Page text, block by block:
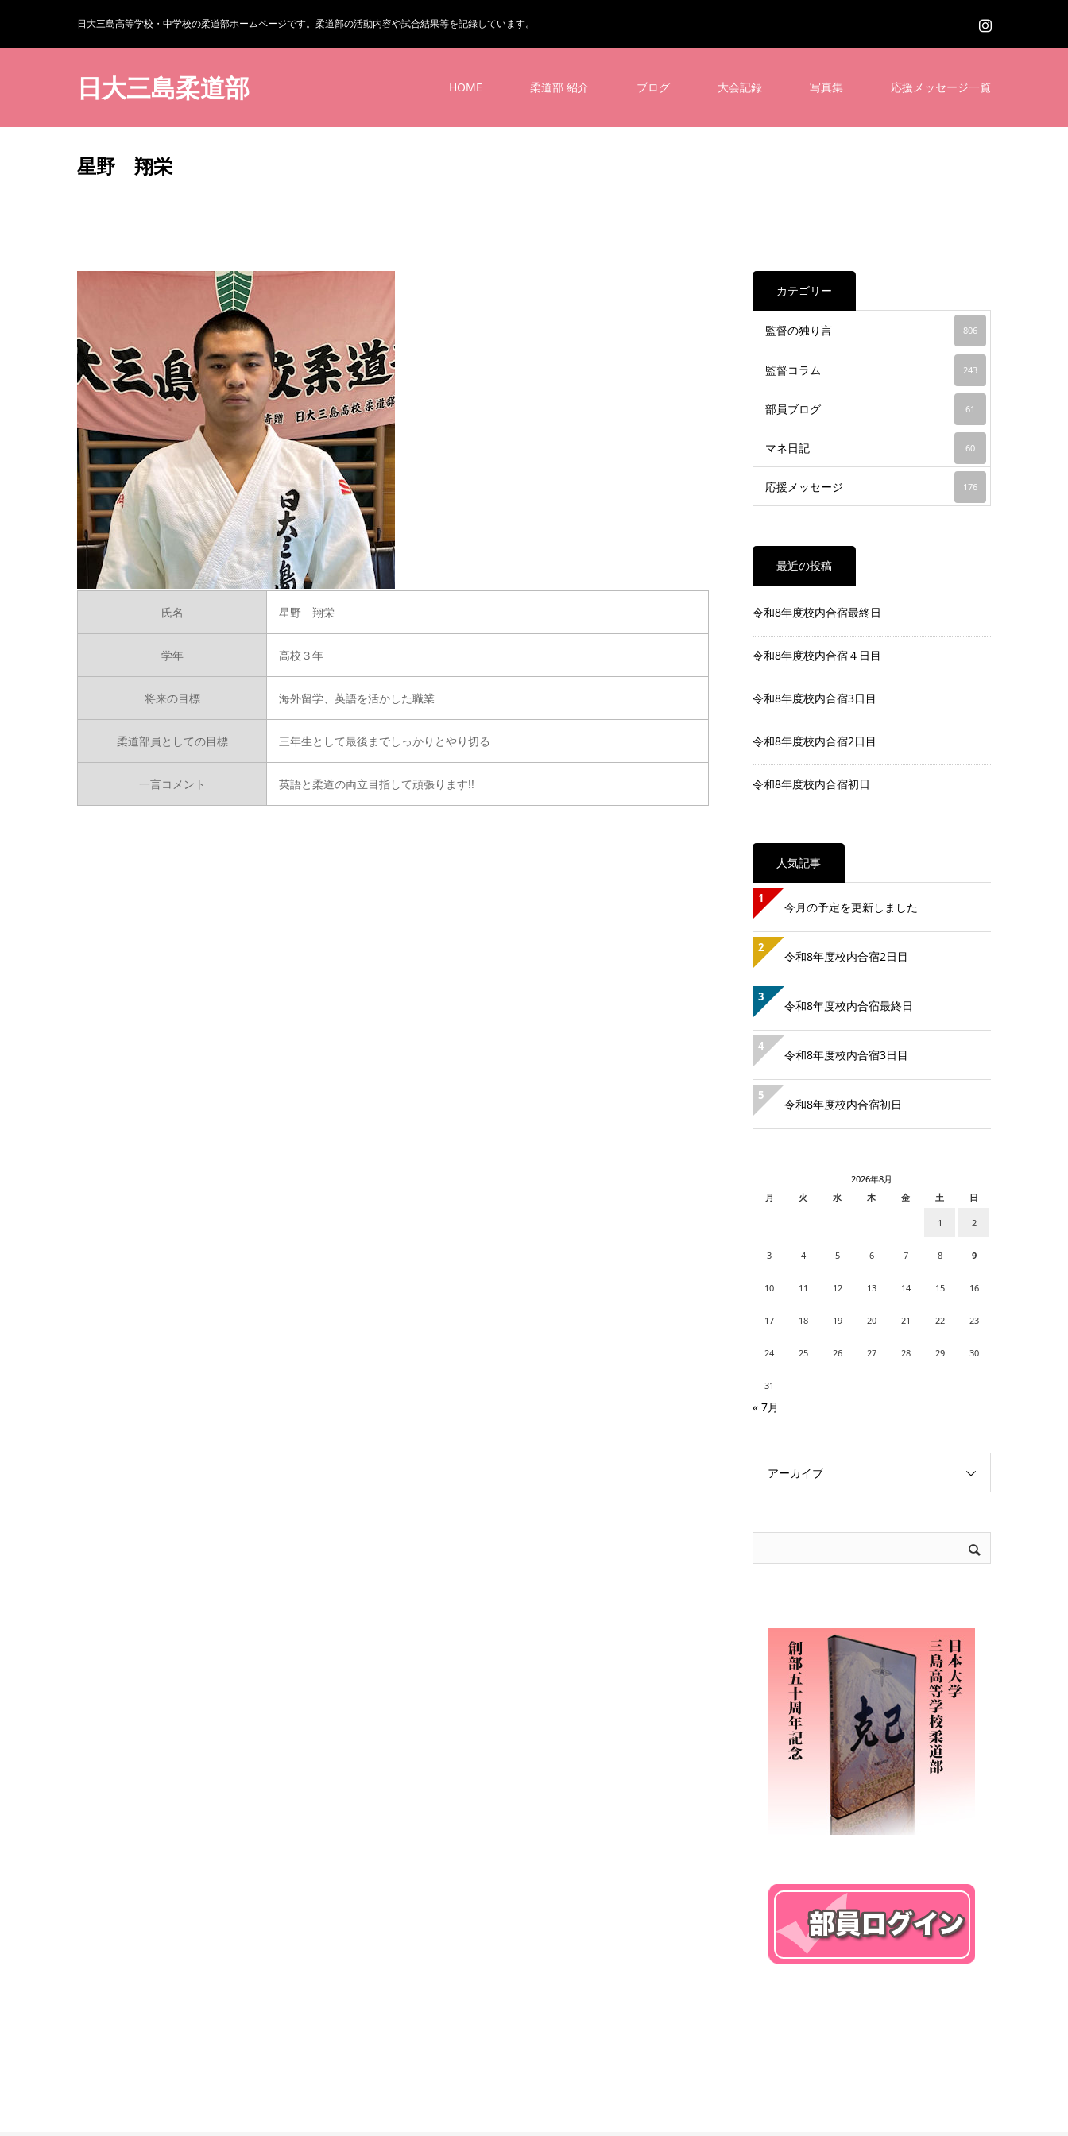
日大三島高等学校・中学校の柔道部ホームページです。柔道部の活動内容や試合結果等を記録しています。
日大三島柔道部 HOME 柔道部 紹介 ブログ 大会記録 写真集 応援メッセージ一覧
星野 翔栄
氏名 星野 翔栄
学年 高校３年
将来の目標 海外留学、英語を活かした職業
柔道部員としての目標 三年生として最後までしっかりとやり切る
一言コメント 英語と柔道の両立目指して頑張ります!!
カテゴリー
監督の独り言 806
監督コラム 243
部員ブログ 61
マネ日記 60
応援メッセージ 176
最近の投稿
令和8年度校内合宿最終日
令和8年度校内合宿４日目
令和8年度校内合宿3日目
令和8年度校内合宿2日目
令和8年度校内合宿初日
人気記事
1
今月の予定を更新しました
2
令和8年度校内合宿2日目
3
令和8年度校内合宿最終日
4
令和8年度校内合宿3日目
5
令和8年度校内合宿初日
2026年8月
月
火 水 木 金 土 日
1 2
3 4 5 6 7 8 9
10 11 12 13 14 15 16
17 18 19 20 21 22 23
24 25 26 27 28 29 30
31
« 7月
アーカイブ